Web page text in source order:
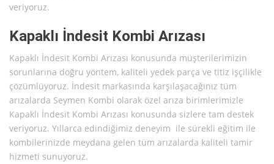
veriyoruz.
Kapaklı İndesit Kombi Arızası
Kapaklı İndesit Kombi Arızası konusunda müşterilerimizin
sorunlarına doğru yöntem, kaliteli yedek parça ve titiz işçilikle
çözümlüyoruz. İndesit markasında karşılaşacağınız tüm
arızalarda Seymen Kombi olarak özel arıza birimlerimizle
Kapaklı İndesit Kombi Arızası konusunda sizlere tam destek
veriyoruz. Yıllarca edindiğimiz deneyim ile sürekli eğitim ile
kombilerinizde meydana gelen tüm arızalarda kaliteli tamir
hizmeti sunuyoruz.